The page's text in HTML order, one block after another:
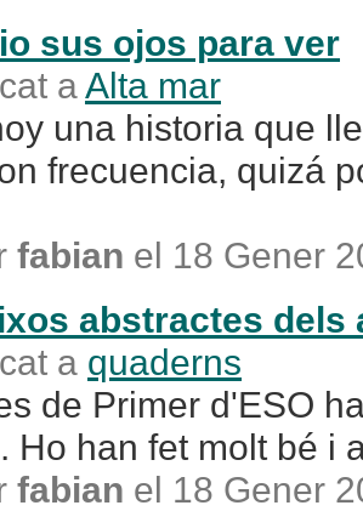
sus ojos para ver
aAlta mar
una historia que
frecuencia, quizá
fabian el 18 Gener
abstractes dels
a quaderns
de Primer d'ESO
Ho han fet molt bé i
fabian el 18 Gener